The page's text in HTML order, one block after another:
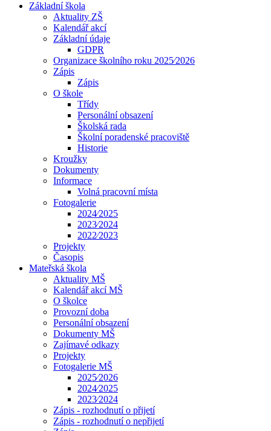
Základní škola
Aktuality ZŠ
Kalendář akcí
Základní údaje
GDPR
Organizace školního roku 2025⁄2026
Zápis
Zápis
O škole
Třídy
Personální obsazení
Školská rada
Školní poradenské pracoviště
Historie
Kroužky
Dokumenty
Informace
Volná pracovní místa
Fotogalerie
2024⁄2025
2023⁄2024
2022⁄2023
Projekty
Časopis
Mateřská škola
Aktuality MŠ
Kalendář akcí MŠ
O školce
Provozní doba
Personální obsazení
Dokumenty MŠ
Zajímavé odkazy
Projekty
Fotogalerie MŠ
2025⁄2026
2024⁄2025
2023⁄2024
Zápis - rozhodnutí o přijetí
Zápis - rozhodnutí o nepřijetí